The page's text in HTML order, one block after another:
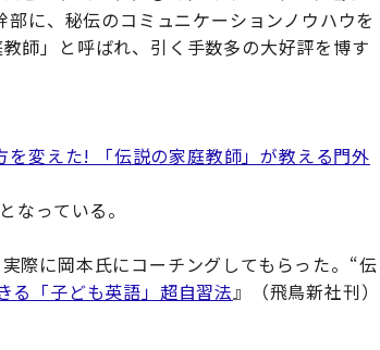
に、秘伝のコミュニケーションノウハウを
師」と呼ばれ、引く手数多の大好評を博す
変えた! 「伝説の家庭教師」が教える門外
っている。
際に岡本氏にコーチングしてもらった。“伝
る「子ども英語」超自習法』（飛鳥新社刊）